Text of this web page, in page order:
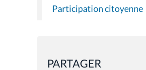
Participation citoyenne
PARTAGER